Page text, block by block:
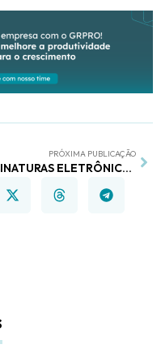
PRÓXIMA PUBLICAÇÃO
ASSINATURAS ELETRÔNICAS: O NOVO MÓDULO DO GRPRO QUE VAI MUITO ALÉM DOS CONTRATOS